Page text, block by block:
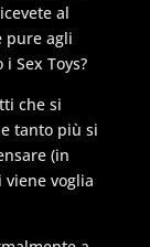
al
pure agli
Sex Toys?
che si
tanto più si
(in
voglia